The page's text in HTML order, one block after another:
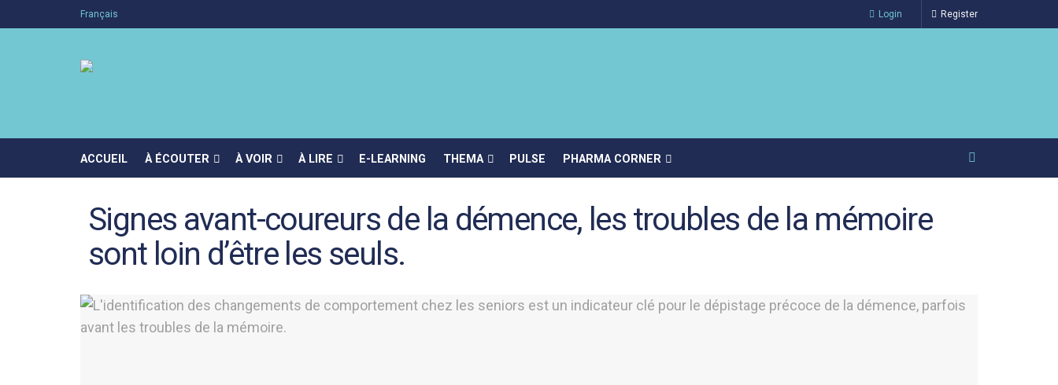
Français Login Register
ACCUEIL À ÉCOUTER À VOIR À LIRE E-LEARNING THEMA PULSE PHARMA CORNER
Signes avant-coureurs de la démence, les troubles de la mémoire
sont loin d’être les seuls.